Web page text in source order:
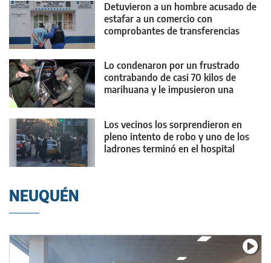
Detuvieron a un hombre acusado de
estafar a un comercio con
comprobantes de transferencias
Lo condenaron por un frustrado
contrabando de casi 70 kilos de
marihuana y le impusieron una
Los vecinos los sorprendieron en
pleno intento de robo y uno de los
ladrones terminó en el hospital
NEUQUÉN